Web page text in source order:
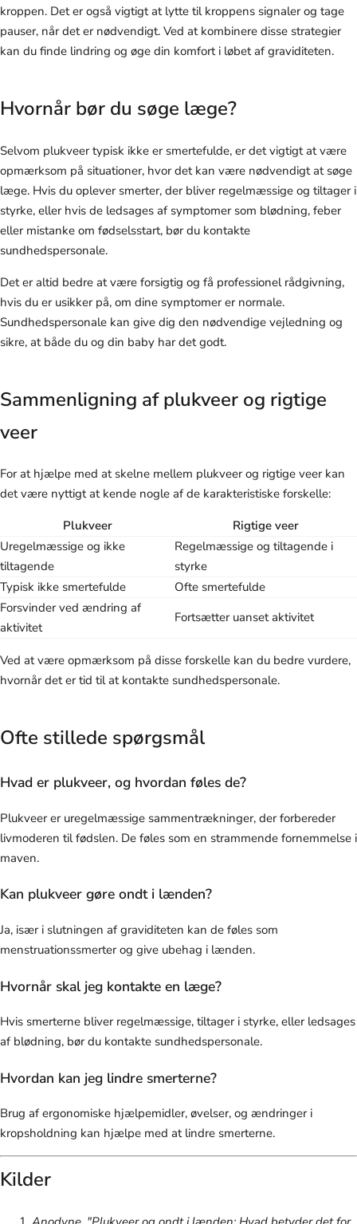
kroppen. Det er også vigtigt at lytte til kroppens signaler og tage
pauser, når det er nødvendigt. Ved at kombinere disse strategier
kan du finde lindring og øge din komfort i løbet af graviditeten.
Hvornår bør du søge læge?
Selvom plukveer typisk ikke er smertefulde, er det vigtigt at være
opmærksom på situationer, hvor det kan være nødvendigt at søge
læge. Hvis du oplever smerter, der bliver regelmæssige og tiltager i
styrke, eller hvis de ledsages af symptomer som blødning, feber
eller mistanke om fødselsstart, bør du kontakte
sundhedspersonale.
Det er altid bedre at være forsigtig og få professionel rådgivning,
hvis du er usikker på, om dine symptomer er normale.
Sundhedspersonale kan give dig den nødvendige vejledning og
sikre, at både du og din baby har det godt.
Sammenligning af plukveer og rigtige
veer
For at hjælpe med at skelne mellem plukveer og rigtige veer kan
det være nyttigt at kende nogle af de karakteristiske forskelle:
Plukveer
Rigtige veer
Uregelmæssige og ikke
tiltagende
Regelmæssige og tiltagende i
styrke
Typisk ikke smertefulde
Ofte smertefulde
Forsvinder ved ændring af
aktivitet
Fortsætter uanset aktivitet
Ved at være opmærksom på disse forskelle kan du bedre vurdere,
hvornår det er tid til at kontakte sundhedspersonale.
Ofte stillede spørgsmål
Hvad er plukveer, og hvordan føles de?
Plukveer er uregelmæssige sammentrækninger, der forbereder
livmoderen til fødslen. De føles som en strammende fornemmelse i
maven.
Kan plukveer gøre ondt i lænden?
Ja, især i slutningen af graviditeten kan de føles som
menstruationssmerter og give ubehag i lænden.
Hvornår skal jeg kontakte en læge?
Hvis smerterne bliver regelmæssige, tiltager i styrke, eller ledsages
af blødning, bør du kontakte sundhedspersonale.
Hvordan kan jeg lindre smerterne?
Brug af ergonomiske hjælpemidler, øvelser, og ændringer i
kropsholdning kan hjælpe med at lindre smerterne.
Kilder